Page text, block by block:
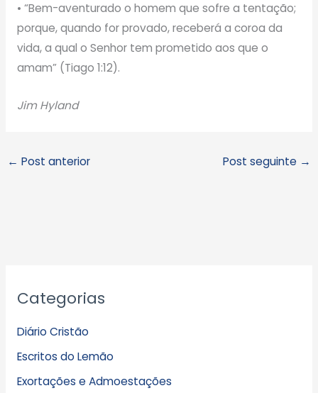
• “Bem-aventurado o homem que sofre a tentação;
porque, quando for provado, receberá a coroa da
vida, a qual o Senhor tem prometido aos que o
amam” (Tiago 1:12).
Jim Hyland
← Post anterior Post seguinte →
Categorias
Diário Cristão
Escritos do Lemão
Exortações e Admoestações
r
i
v